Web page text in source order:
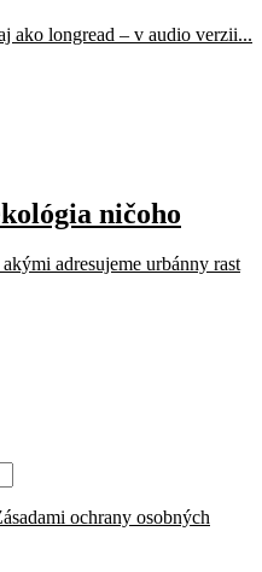
ako longread – v audio verzii...
ničoho
adresujeme urbánny rast
ochrany osobných